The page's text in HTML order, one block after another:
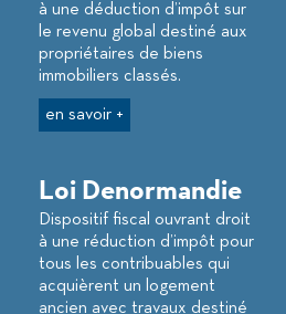
à une déduction d’impôt sur
le revenu global destiné aux
propriétaires de biens
immobiliers classés.
en savoir +
Loi Denormandie
Dispositif fiscal ouvrant droit
à une réduction d’impôt pour
tous les contribuables qui
acquièrent un logement
ancien avec travaux destiné